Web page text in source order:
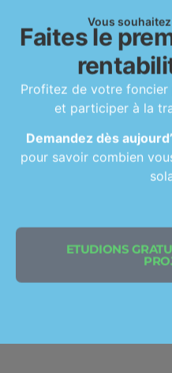
Vous
Faites le
Profitez de votre foncier
et participer à la
Demandez dès
pour savoir combien
ETUDIONS